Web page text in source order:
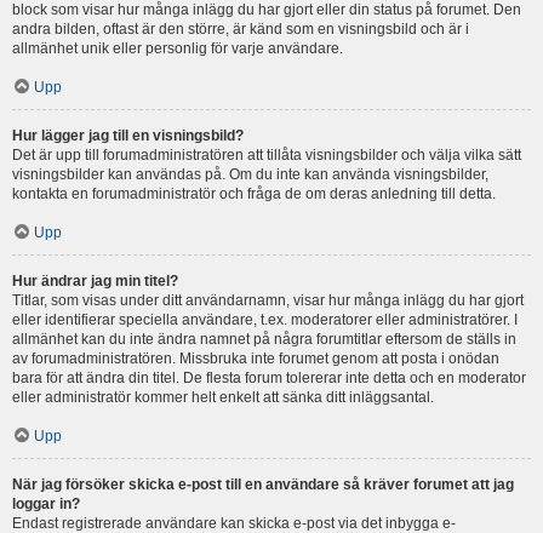
block som visar hur många inlägg du har gjort eller din status på forumet. Den
andra bilden, oftast är den större, är känd som en visningsbild och är i
allmänhet unik eller personlig för varje användare.
Upp
Hur lägger jag till en visningsbild?
Det är upp till forumadministratören att tillåta visningsbilder och välja vilka sätt
visningsbilder kan användas på. Om du inte kan använda visningsbilder,
kontakta en forumadministratör och fråga de om deras anledning till detta.
Upp
Hur ändrar jag min titel?
Titlar, som visas under ditt användarnamn, visar hur många inlägg du har gjort
eller identifierar speciella användare, t.ex. moderatorer eller administratörer. I
allmänhet kan du inte ändra namnet på några forumtitlar eftersom de ställs in
av forumadministratören. Missbruka inte forumet genom att posta i onödan
bara för att ändra din titel. De flesta forum tolererar inte detta och en moderator
eller administratör kommer helt enkelt att sänka ditt inläggsantal.
Upp
När jag försöker skicka e-post till en användare så kräver forumet att jag
loggar in?
Endast registrerade användare kan skicka e-post via det inbygga e-